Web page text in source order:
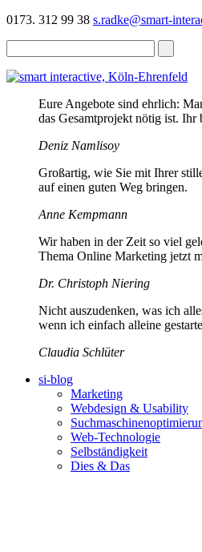
0173. 312 99 38 s.radke@smart-
Eure Angebote sind ehrlich:
das Gesamtprojekt nötig ist. Ihr
Deniz Namlisoy
Großartig, wie Sie mit Ihrer
auf einen guten Weg bringen.
Anne Kempmann
Wir haben in der Zeit so viel
Thema Online Marketing jetzt
Dr. Christoph Niering
Nicht auszudenken, was ich
wenn ich einfach alleine
Claudia Schlüter
si-blog
Marketing
Webdesign & Usability
Web-Technologie
Selbständigkeit
Dies & Das